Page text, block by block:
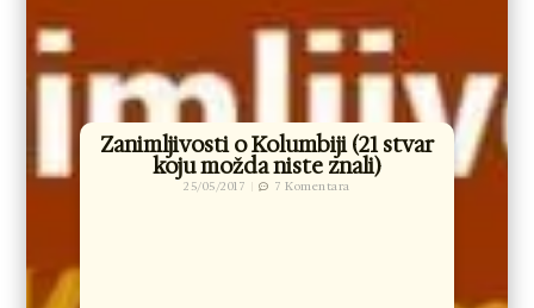
Zanimljivosti o Kolumbiji (21 stvar
koju možda niste znali)
25/05/2017 7 Komentara